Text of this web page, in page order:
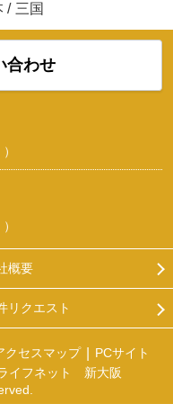
/ 三国
合わせ
概要
リクエスト
クセスマップ
PCサイト
イフネット 新大阪